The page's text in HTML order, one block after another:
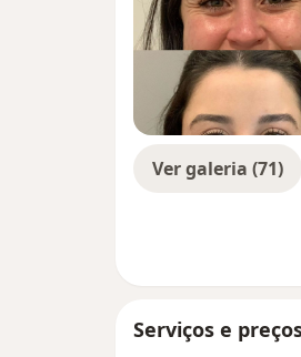
Ver galeria (71)
Serviços e